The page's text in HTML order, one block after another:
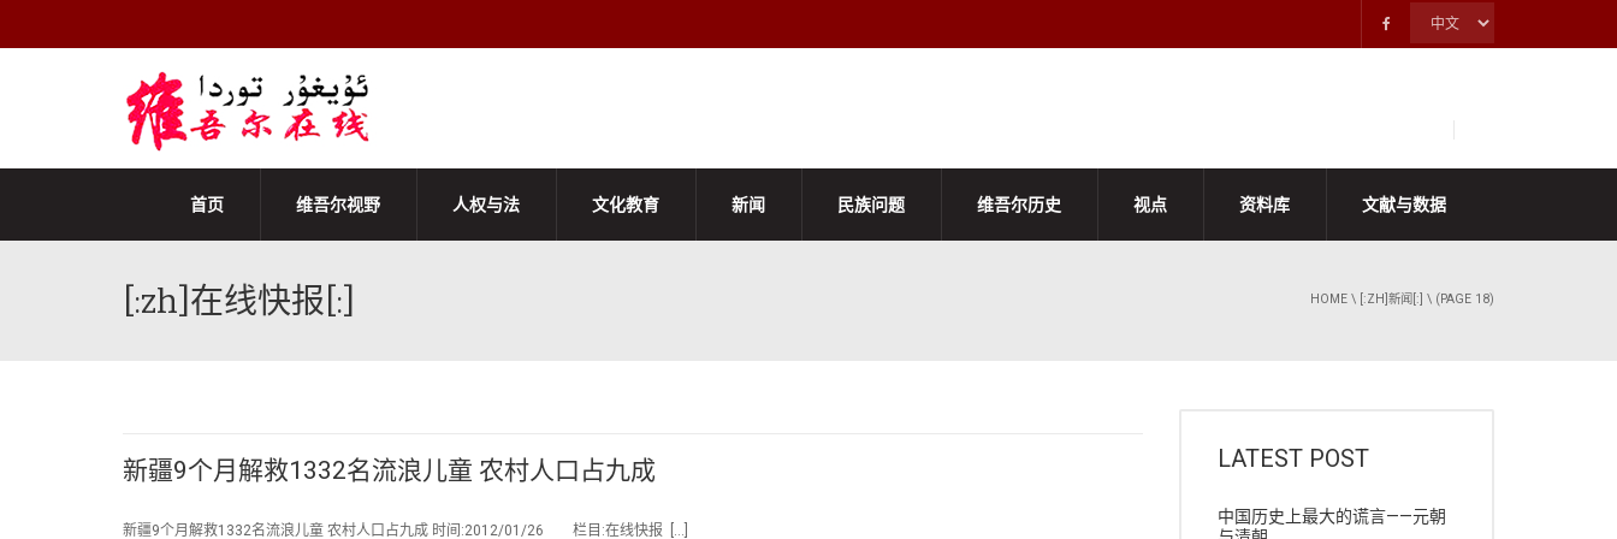
首页 维吾尔视野 人权与法 文化教育 新闻 民族问题 维吾尔历史 视点 资料库 文献与数据
[:zh]在线快报[:] HOME \ [:ZH]新闻[:] \ (PAGE 18)
新疆9个月解救1332名流浪儿童 农村人口占九成
新疆9个月解救1332名流浪儿童 农村人口占九成 时间:2012/01/26 栏目:在线快报 […]
LATEST POST
中国历史上最大的谎言——元朝